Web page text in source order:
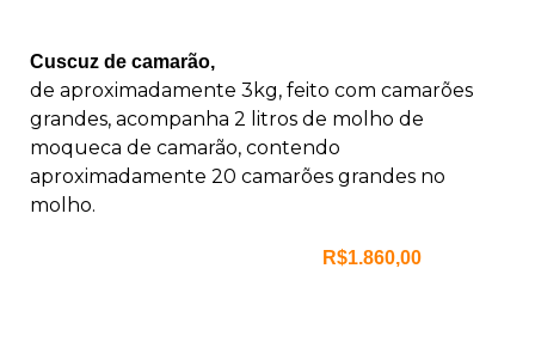
Cuscuz de camarão,
de aproximadamente 3kg, feito com camarões
grandes, acompanha 2 litros de molho de
moqueca de camarão, contendo
aproximadamente 20 camarões grandes no
molho.
R$1.860,00